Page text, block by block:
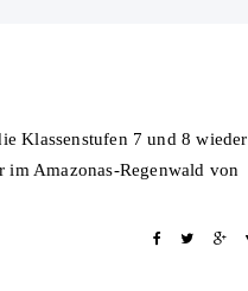
Klassenstufen 7 und 8 wieder
im Amazonas-Regenwald von